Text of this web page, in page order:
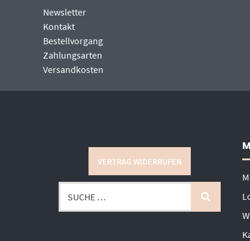
Newsletter
Kontakt
Bestellvorgang
Zahlungsarten
Versandkosten
VERTRAG WIDERRUFEN